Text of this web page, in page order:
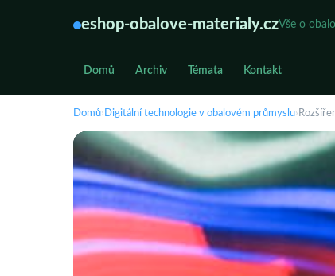
eshop-obalove-materialy.czVše o
Domů Archiv Témata Kontakt
Domů› Digitální technologie v obalovém průmyslu›